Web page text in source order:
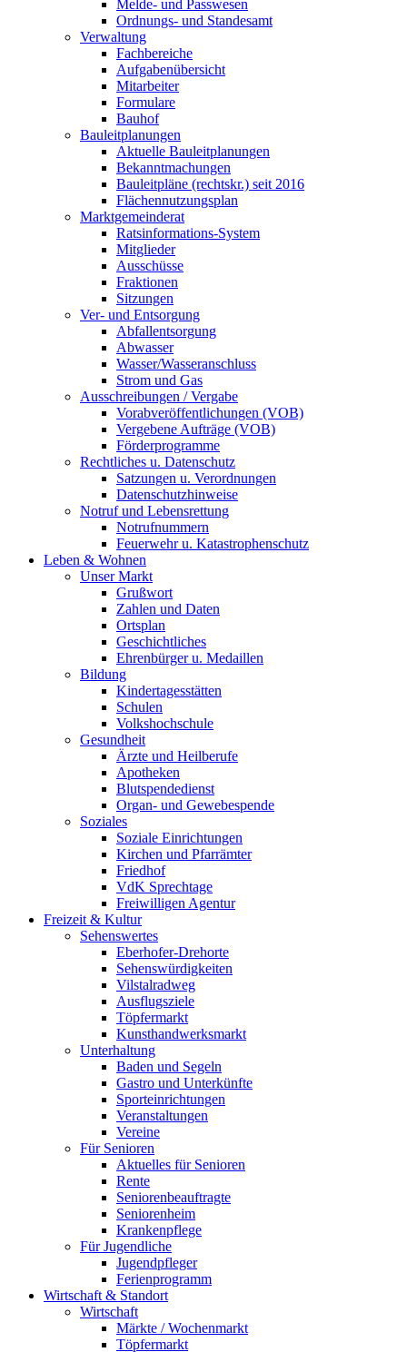
Melde- und Passwesen
Ordnungs- und Standesamt
Verwaltung
Fachbereiche
Aufgabenübersicht
Mitarbeiter
Formulare
Bauhof
Bauleitplanungen
Aktuelle Bauleitplanungen
Bekanntmachungen
Bauleitpläne (rechtskr.) seit 2016
Flächennutzungsplan
Marktgemeinderat
Ratsinformations-System
Mitglieder
Ausschüsse
Fraktionen
Sitzungen
Ver- und Entsorgung
Abfallentsorgung
Abwasser
Wasser/Wasseranschluss
Strom und Gas
Ausschreibungen / Vergabe
Vorabveröffentlichungen (VOB)
Vergebene Aufträge (VOB)
Förderprogramme
Rechtliches u. Datenschutz
Satzungen u. Verordnungen
Datenschutzhinweise
Notruf und Lebensrettung
Notrufnummern
Feuerwehr u. Katastrophenschutz
Leben & Wohnen
Unser Markt
Grußwort
Zahlen und Daten
Ortsplan
Geschichtliches
Ehrenbürger u. Medaillen
Bildung
Kindertagesstätten
Schulen
Volkshochschule
Gesundheit
Ärzte und Heilberufe
Apotheken
Blutspendedienst
Organ- und Gewebespende
Soziales
Soziale Einrichtungen
Kirchen und Pfarrämter
Friedhof
VdK Sprechtage
Freiwilligen Agentur
Freizeit & Kultur
Sehenswertes
Eberhofer-Drehorte
Sehenswürdigkeiten
Vilstalradweg
Ausflugsziele
Töpfermarkt
Kunsthandwerksmarkt
Unterhaltung
Baden und Segeln
Gastro und Unterkünfte
Sporteinrichtungen
Veranstaltungen
Vereine
Für Senioren
Aktuelles für Senioren
Rente
Seniorenbeauftragte
Seniorenheim
Krankenpflege
Für Jugendliche
Jugendpfleger
Ferienprogramm
Wirtschaft & Standort
Wirtschaft
Märkte / Wochenmarkt
Töpfermarkt